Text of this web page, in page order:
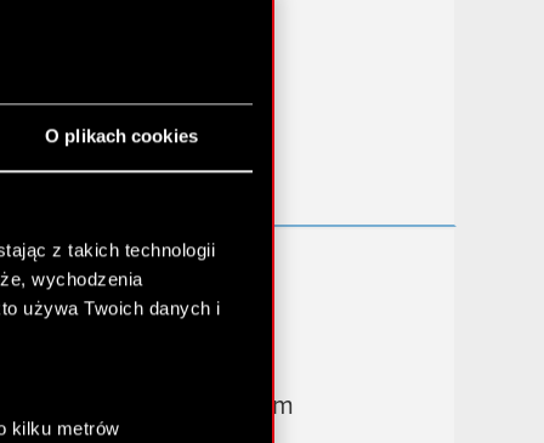
O plikach cookies
z takich technologii
wychodzenia
używa Twoich danych i
kilku metrów
Przydatne linki
Kontakt IR
Dowiedz się więcej:
thewitcher.com
gear.cdprojektred.com